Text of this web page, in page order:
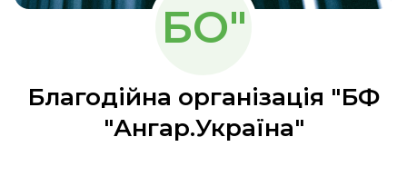
БО"
Благодійна організація "БФ
"Ангар.Україна"